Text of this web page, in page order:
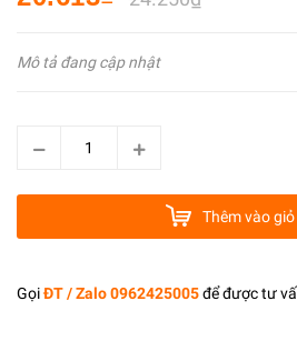
Mô tả đang cập nhật
Thêm vào
GọiĐT / Zalo 0962425005để được tư